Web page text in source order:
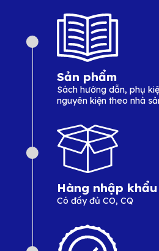
Sản phẩm
Sách hướng dẫn, phụ
nguyên kiện theo nhà
Hàng nhập khẩu
Có đầy đủ CO, CQ